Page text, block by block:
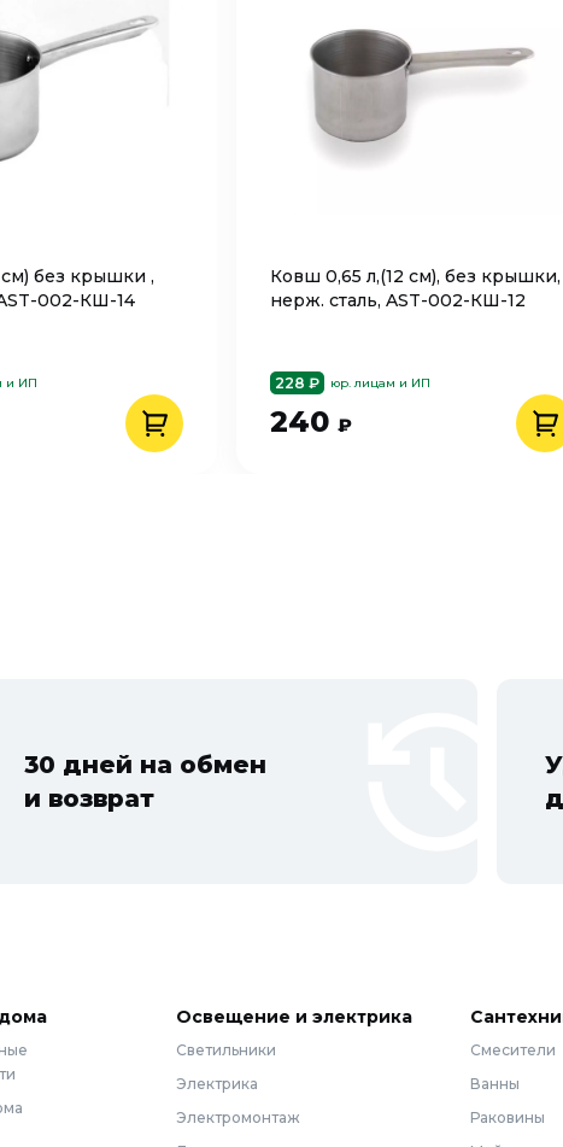
см) без крышки ,
002-КШ-14
и ИП
Ковш 0,65 л,(12 см), без крышки,
нерж. сталь, AST-002-КШ-12
228 ₽ юр. лицам и ИП
240 ₽
30 дней на обмен
и возврат
Освещение и электрика
Светильники
Электрика
Электромонтаж
Смесители
Ванны
Раковины